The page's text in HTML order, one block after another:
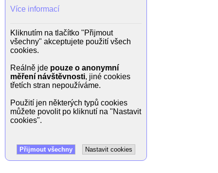
Více informací
Kliknutím na tlačítko "Přijmout
všechny" akceptujete použití všech
cookies.
Reálně jde pouze o anonymní
měření návštěvnosti, jiné cookies
třetích stran nepoužíváme.
Použití jen některých typů cookies
můžete povolit po kliknutí na "Nastavit
cookies".
Přijmout všechny Nastavit cookies